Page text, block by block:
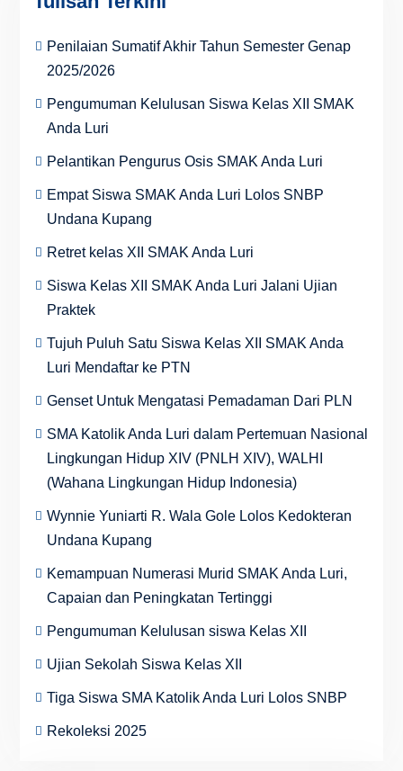
Penilaian Sumatif Akhir Tahun Semester Genap
2025/2026
Pengumuman Kelulusan Siswa Kelas XII SMAK
Anda Luri
Pelantikan Pengurus Osis SMAK Anda Luri
Empat Siswa SMAK Anda Luri Lolos SNBP
Undana Kupang
Retret kelas XII SMAK Anda Luri
Siswa Kelas XII SMAK Anda Luri Jalani Ujian
Praktek
Tujuh Puluh Satu Siswa Kelas XII SMAK Anda
Luri Mendaftar ke PTN
Genset Untuk Mengatasi Pemadaman Dari PLN
SMA Katolik Anda Luri dalam Pertemuan Nasional
Lingkungan Hidup XIV (PNLH XIV), WALHI
(Wahana Lingkungan Hidup Indonesia)
Wynnie Yuniarti R. Wala Gole Lolos Kedokteran
Undana Kupang
Kemampuan Numerasi Murid SMAK Anda Luri,
Capaian dan Peningkatan Tertinggi
Pengumuman Kelulusan siswa Kelas XII
Ujian Sekolah Siswa Kelas XII
Tiga Siswa SMA Katolik Anda Luri Lolos SNBP
Rekoleksi 2025